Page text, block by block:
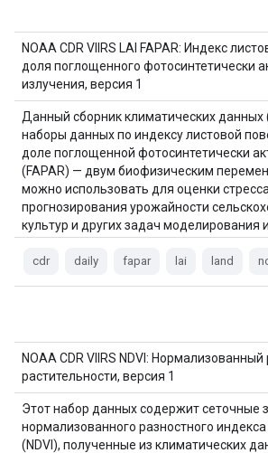
NOAA CDR VIIRS LAI FAPAR: Индекс
доля поглощенного фотосинтетически
излучения, версия 1
Данный сборник климатических данных
наборы данных по индексу листовой
доле поглощенной фотосинтетически
(FAPAR) — двум биофизическим
можно использовать для оценки
прогнозирования урожайности
культур и других задач моделирования
cdr daily fapar lai land
NOAA CDR VIIRS NDVI:
растительности, версия 1
Этот набор данных содержит сеточные
нормализованного разностного индекса
(NDVI), полученные из климатических